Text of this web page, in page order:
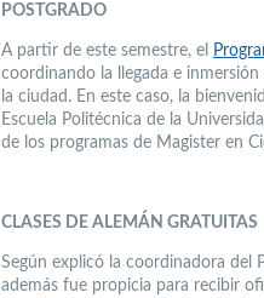
POSTGRADO
A partir de este semestre, el
coordinando la llegada e
la ciudad. En este caso, la
Escuela Politécnica de la
de los programas de Magister en
CLASES DE ALEMÁN GRATUITAS
Según explicó la coordinadora del
además fue propicia para recibir